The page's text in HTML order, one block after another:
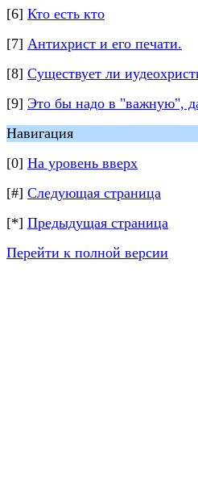
[6] Кто есть кто
[7] Антихрист и его печати.
[8] Существует ли
[9] Это бы надо в "важную",
Навигация
[0] На уровень вверх
[#] Следующая страница
[*] Предыдущая страница
Перейти к полной версии